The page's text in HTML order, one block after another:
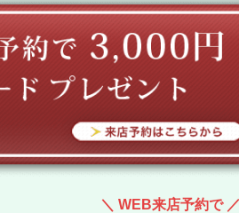
＼ WEB来店予約で ／